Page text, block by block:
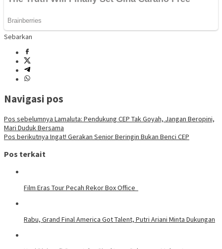
Sebarkan
Navigasi pos
Pos sebelumnya Lamaluta: Pendukung CEP Tak Goyah, Jangan Beropini,
Mari Duduk Bersama
Pos berikutnya Ingat! Gerakan Senior Beringin Bukan Benci CEP
Pos terkait
Film Eras Tour Pecah Rekor Box Office
Rabu, Grand Final America Got Talent, Putri Ariani Minta Dukungan